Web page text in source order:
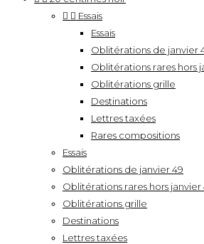
  Essais
Essais
Oblitérations de janvier
Oblitérations rares hors
Oblitérations grille
Destinations
Lettres taxées
Rares compositions
Essais
Oblitérations de janvier 49
Oblitérations rares hors janvier
Oblitérations grille
Destinations
Lettres taxées